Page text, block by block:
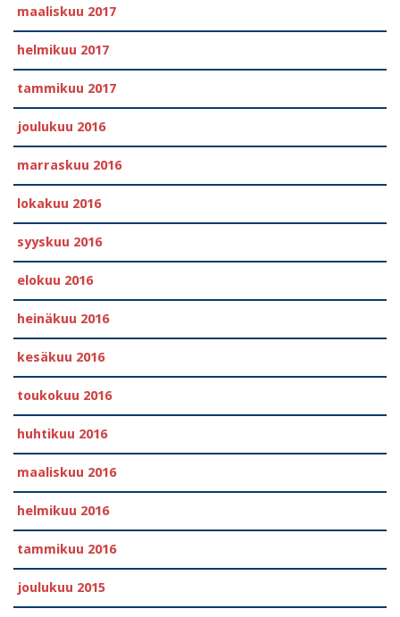
maaliskuu 2017
helmikuu 2017
tammikuu 2017
joulukuu 2016
marraskuu 2016
lokakuu 2016
syyskuu 2016
elokuu 2016
heinäkuu 2016
kesäkuu 2016
toukokuu 2016
huhtikuu 2016
maaliskuu 2016
helmikuu 2016
tammikuu 2016
joulukuu 2015